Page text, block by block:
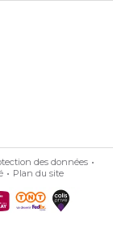
des données
Plan du site